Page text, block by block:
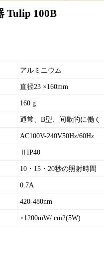
Tulip 100B
アルミニウム
直径23 ×160mm
160 g
通常、B型、间歇的に働く
AC100V-240V50Hz/60Hz
ⅡIP40
10・15・20秒の照射時間
0.7A
420-480nm
≥1200mW/ cm2(5W)